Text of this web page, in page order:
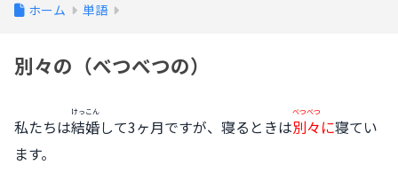
ホーム 単語
別々の（べつべつの）
私たちは結婚
けっこん
して3ヶ月ですが、寝るときは別々
べつべつ
に寝てい
ます。